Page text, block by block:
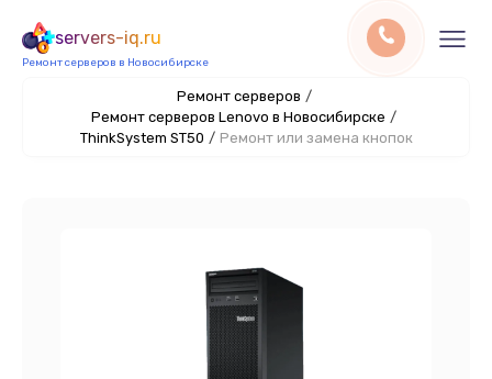
servers-iq.ru
Ремонт серверов в Новосибирске
Ремонт серверов /
Ремонт серверов Lenovo в Новосибирске /
ThinkSystem ST50 / Ремонт или замена кнопок